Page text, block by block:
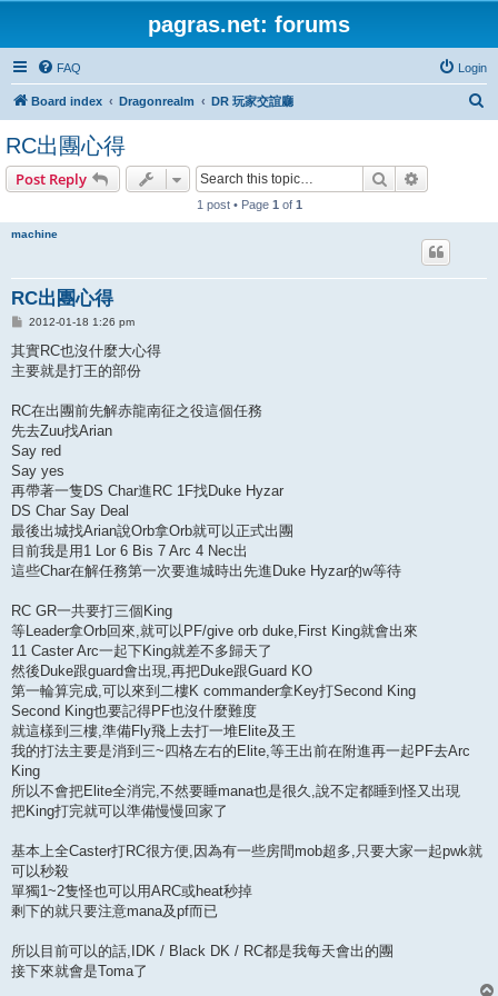
pagras.net: forums
FAQ Login
Board index Dragonrealm DR 玩家交誼廳
RC出團心得
Post Reply Search
1 post • Page 1 of 1
machine
RC出團心得
P
s
t
2012-01-18 1:26 pm
其實RC也沒什麼大心得
主要就是打王的部份
RC在出團前先解赤龍南征之役這個任務
先去Zuu找Arian
Say red
Say yes
再帶著一隻DS Char進RC 1F找Duke Hyzar
DS Char Say Deal
最後出城找Arian說Orb拿Orb就可以正式出團
目前我是用1 Lor 6 Bis 7 Arc 4 Nec出
這些Char在解任務第一次要進城時出先進Duke Hyzar的w等待
RC GR一共要打三個King
等Leader拿Orb回來,就可以PF/give orb duke,First King就會出來
11 Caster Arc一起下King就差不多歸天了
然後Duke跟guard會出現,再把Duke跟Guard KO
第一輪算完成,可以來到二樓K commander拿Key打Second King
Second King也要記得PF也沒什麼難度
就這樣到三樓,準備Fly飛上去打一堆Elite及王
我的打法主要是消到三~四格左右的Elite,等王出前在附進再一起PF去Arc
King
所以不會把Elite全消完,不然要睡mana也是很久,說不定都睡到怪又出現
把King打完就可以準備慢慢回家了
基本上全Caster打RC很方便,因為有一些房間mob超多,只要大家一起pwk就
可以秒殺
單獨1~2隻怪也可以用ARC或heat秒掉
剩下的就只要注意mana及pf而已
所以目前可以的話,IDK / Black DK / RC都是我每天會出的團
接下來就會是Toma了